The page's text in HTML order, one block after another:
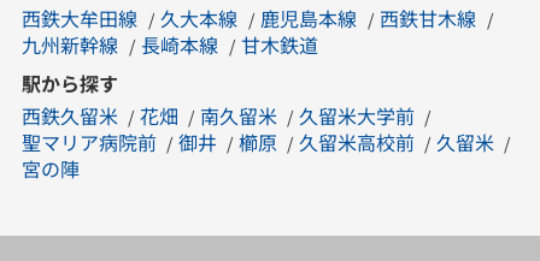
西鉄大牟田線
久大本線 鹿児島本線
西鉄甘木線
九州新幹線
長崎本線
甘木鉄道
駅から探す
西鉄久留米
花畑 南久留米
久留米大学前
聖マリア病院前
御井 櫛原 久留米高校前
久留米
宮の陣